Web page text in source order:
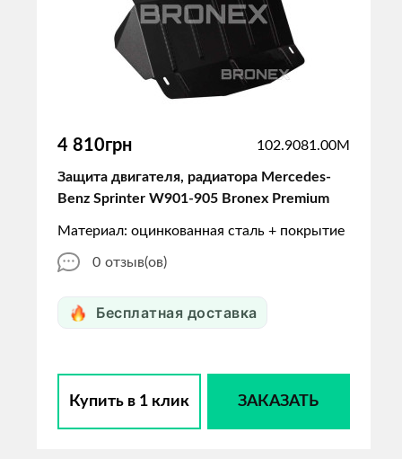
4 810грн 102.9081.00M
Защита двигателя, радиатора Mercedes-
Benz Sprinter W901-905 Bronex Premium
Материал: оцинкованная сталь + покрытие
0 отзыв(ов)
Бесплатная доставка
Купить в 1 клик ЗАКАЗАТЬ